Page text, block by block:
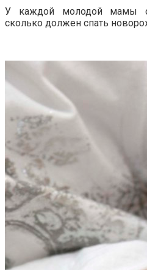
У каждой молодой мамы
сколько должен спать